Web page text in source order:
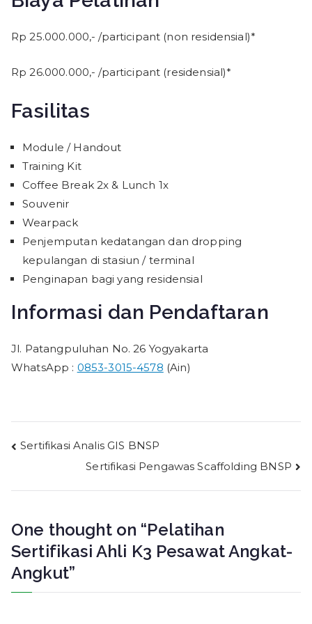
Rp 25.000.000,- /participant (non residensial)*
Rp 26.000.000,- /participant (residensial)*
Fasilitas
Module / Handout
Training Kit
Coffee Break 2x & Lunch 1x
Souvenir
Wearpack
Penjemputan kedatangan dan dropping
kepulangan di stasiun / terminal
Penginapan bagi yang residensial
Informasi dan Pendaftaran
Jl. Patangpuluhan No. 26 Yogyakarta
WhatsApp : 0853-3015-4578 (Ain)
Post
navigation
Sertifikasi Analis GIS BNSP
Sertifikasi Pengawas Scaffolding BNSP
One thought on “Pelatihan
Sertifikasi Ahli K3 Pesawat Angkat-
Angkut”